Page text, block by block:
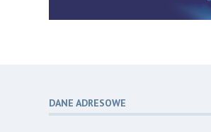
06
Poza sezonem, poza
o nowym spojrzeniu na
DANE ADRESOWE